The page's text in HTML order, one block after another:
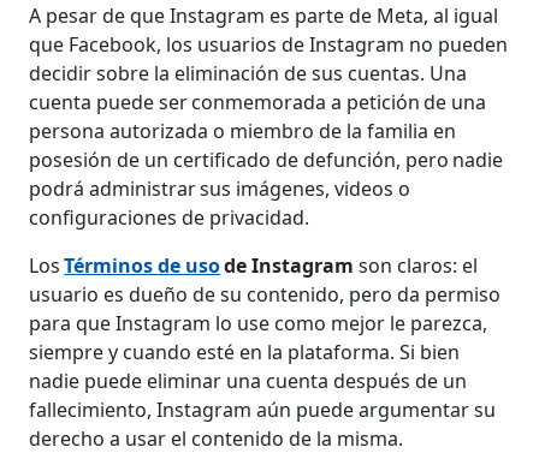
A pesar de que Instagram es parte de Meta, al igual
que Facebook, los usuarios de Instagram no pueden
decidir sobre la eliminación de sus cuentas. Una
cuenta puede ser conmemorada a petición de una
persona autorizada o miembro de la familia en
posesión de un certificado de defunción, pero nadie
podrá administrar sus imágenes, videos o
configuraciones de privacidad.
LosTérminos de usode Instagram son claros: el
usuario es dueño de su contenido, pero da permiso
para que Instagram lo use como mejor le parezca,
siempre y cuando esté en la plataforma. Si bien
nadie puede eliminar una cuenta después de un
fallecimiento, Instagram aún puede argumentar su
derecho a usar el contenido de la misma.